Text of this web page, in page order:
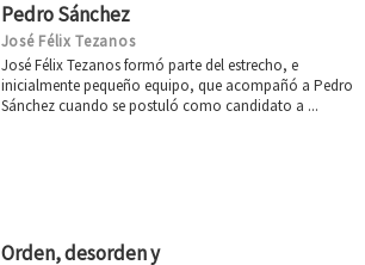
Pedro Sánchez
José Félix Tezanos
José Félix Tezanos formó parte del estrecho, e
inicialmente pequeño equipo, que acompañó a Pedro
Sánchez cuando se postuló como candidato a ...
Orden, desorden y